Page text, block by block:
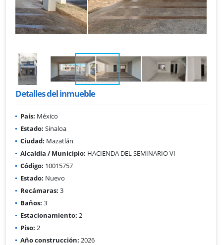
Detalles del inmueble
País: México
Estado: Sinaloa
Ciudad: Mazatlán
Alcaldía / Municipio: HACIENDA DEL SEMINARIO VI
Código: 10015757
Estado: Nuevo
Recámaras: 3
Baños: 3
Estacionamiento: 2
Piso: 2
Año construcción: 2026